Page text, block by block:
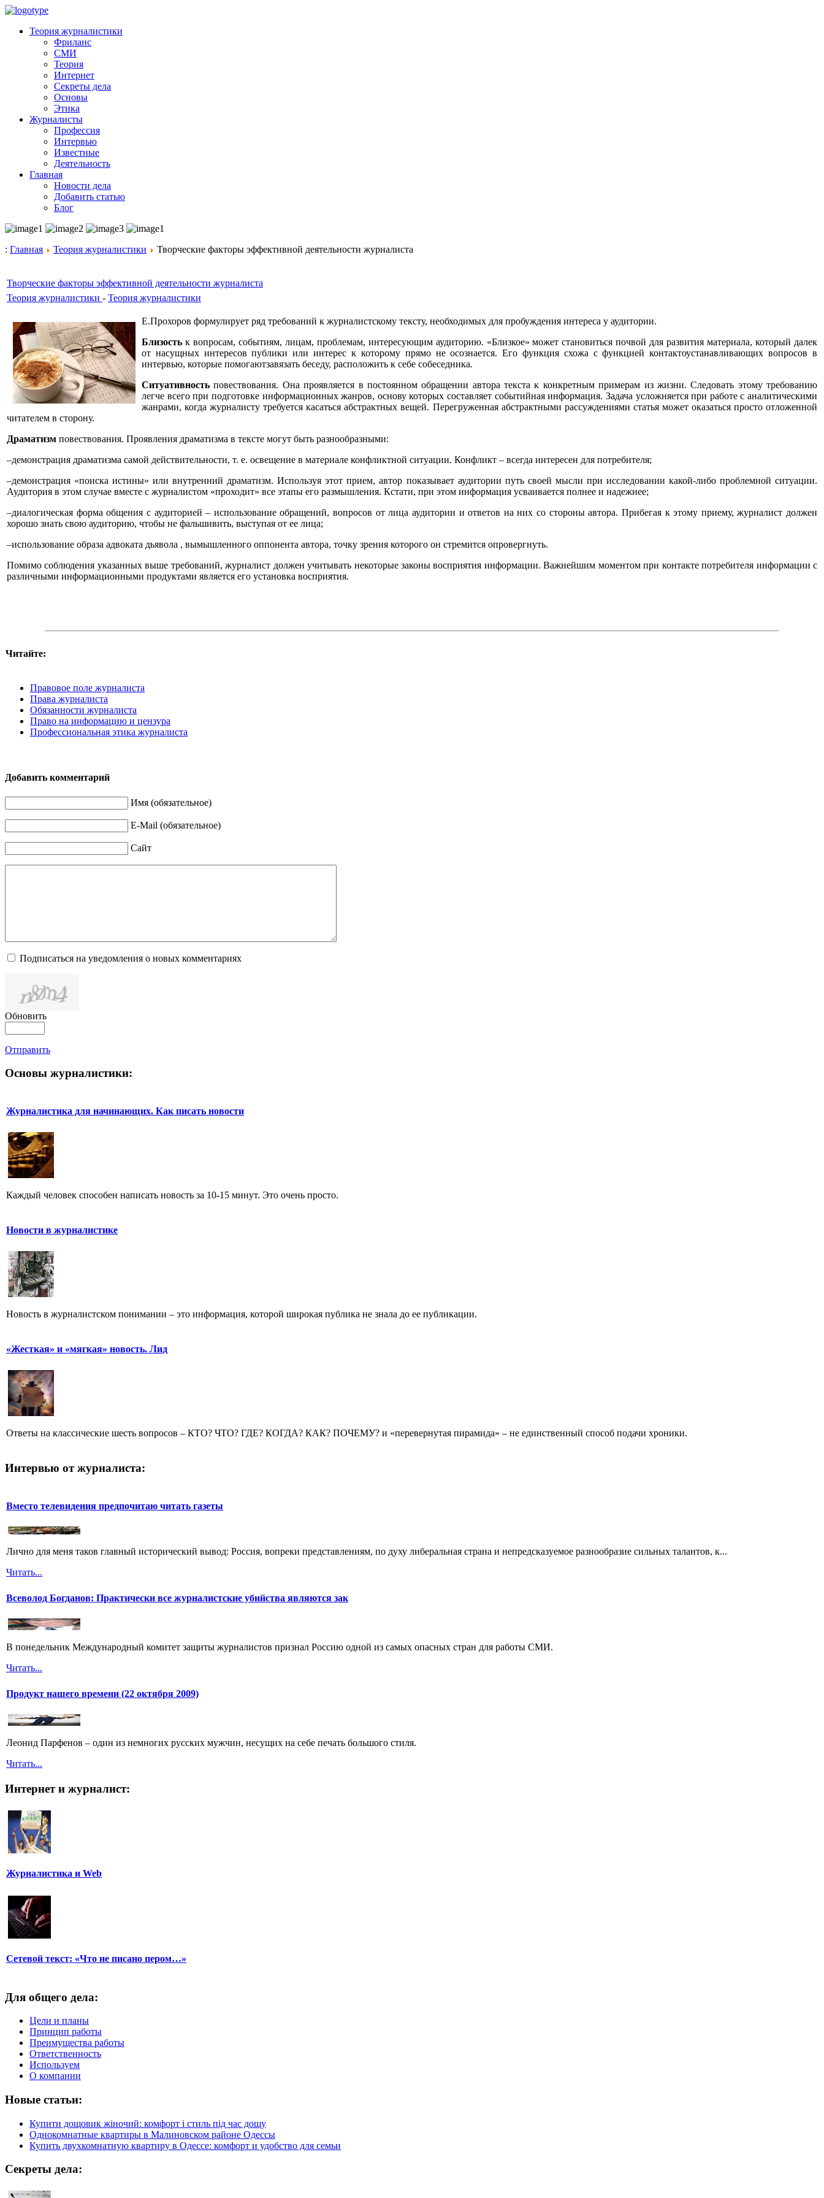
Теория журналистики
Фриланс
СМИ
Теория
Интернет
Секреты дела
Основы
Этика
Журналисты
Профессия
Интервью
Известные
Деятельность
Главная
Новости дела
Добавить статью
Блог
: Главная Теория журналистики Творческие факторы эффективной деятельности журналиста
Творческие факторы эффективной деятельности журналиста
Теория журналистики - Теория журналистики
Е.Прохоров формулирует ряд требований к журналистскому тексту, необходимых для пробуждения интереса у аудитории.
Близость к вопросам, событиям, лицам, проблемам, интересующим аудиторию. «Близкое» может становиться почвой для развития материала, который далек
от насущных интересов публики или интерес к которому прямо не осознается. Его функция схожа с функцией контактоустанавливающих вопросов в
интервью, которые помогаютзавязать беседу, расположить к себе собеседника.
Ситуативность повествования. Она проявляется в постоянном обращении автора текста к конкретным примерам из жизни. Следовать этому требованию
легче всего при подготовке информационных жанров, основу которых составляет событийная информация. Задача усложняется при работе с аналитическими
жанрами, когда журналисту требуется касаться абстрактных вещей. Перегруженная абстрактными рассуждениями статья может оказаться просто отложенной
читателем в сторону.
Драматизм повествования. Проявления драматизма в тексте могут быть разнообразными:
–демонстрация драматизма самой действительности, т. е. освещение в материале конфликтной ситуации. Конфликт – всегда интересен для потребителя;
–демонстрация «поиска истины» или внутренний драматизм. Используя этот прием, автор показывает аудитории путь своей мысли при исследовании какой-либо проблемной ситуации.
Аудитория в этом случае вместе с журналистом «проходит» все этапы его размышления. Кстати, при этом информация усваивается полнее и надежнее;
–диалогическая форма общения с аудиторией – использование обращений, вопросов от лица аудитории и ответов на них со стороны автора. Прибегая к этому приему, журналист должен
хорошо знать свою аудиторию, чтобы не фальшивить, выступая от ее лица;
–использование образа адвоката дьявола , вымышленного оппонента автора, точку зрения которого он стремится опровергнуть.
Помимо соблюдения указанных выше требований, журналист должен учитывать некоторые законы восприятия информации. Важнейшим моментом при контакте потребителя информации с
различными информационными продуктами является его установка восприятия.
Читайте:
Правовое поле журналиста
Права журналиста
Обязанности журналиста
Право на информацию и цензура
Профессиональная этика журналиста
Добавить комментарий
Имя (обязательное)
E-Mail (обязательное)
Сайт
Подписаться на уведомления о новых комментариях
Обновить
Отправить
Основы журналистики:
Журналистика для начинающих. Как писать новости
Каждый человек способен написать новость за 10-15 минут. Это очень просто.
Новости в журналистике
Новость в журналистском понимании – это информация, которой широкая публика не знала до ее публикации.
«Жесткая» и «мягкая» новость. Лид
Ответы на классические шесть вопросов – КТО? ЧТО? ГДЕ? КОГДА? КАК? ПОЧЕМУ? и «перевернутая пирамида» – не единственный способ подачи хроники.
Интервью от журналиста:
Вместо телевидения предпочитаю читать газеты
Лично для меня таков главный исторический вывод: Россия, вопреки представлениям, по духу либеральная страна и непредсказуемое разнообразие сильных талантов, к...
Читать...
Всеволод Богданов: Практически все журналистские убийства являются зак
В понедельник Международный комитет защиты журналистов признал Россию одной из самых опасных стран для работы СМИ.
Читать...
Продукт нашего времени (22 октября 2009)
Леонид Парфенов – один из немногих русских мужчин, несущих на себе печать большого стиля.
Читать...
Интернет и журналист:
Журналистика и Web
Сетевой текст: «Что не писано пером…»
Для общего дела:
Цели и планы
Принцип работы
Преимущества работы
Ответственность
Используем
О компании
Новые статьи:
Купити дощовик жіночий: комфорт і стиль під час дощу
Однокомнатные квартиры в Малиновском районе Одессы
Купить двухкомнатную квартиру в Одессе: комфорт и удобство для семьи
Секреты дела: